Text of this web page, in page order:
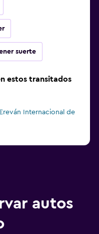
suerte
estos transitados
Internacional de
autos